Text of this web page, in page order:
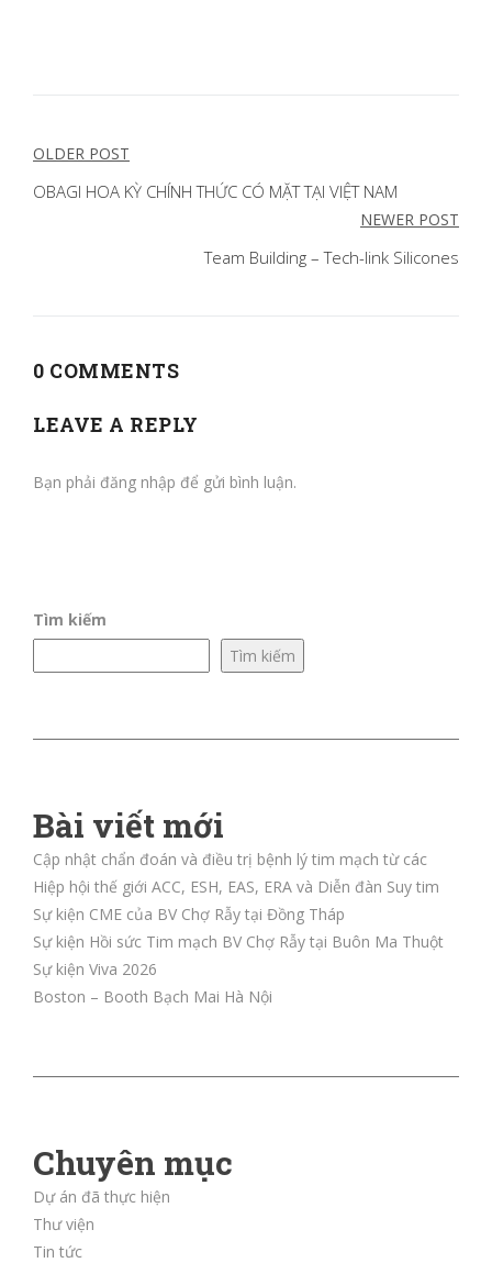
Điều
hướng
OLDER POST
OBAGI HOA KỲ CHÍNH THỨC CÓ MẶT TẠI VIỆT NAM
NEWER POST
Team Building – Tech-link Silicones
0 COMMENTS
LEAVE A REPLY
Bạn phải đăng nhập để gửi bình luận.
Tìm kiếm
Tìm kiếm
Bài viết mới
Cập nhật chẩn đoán và điều trị bệnh lý tim mạch từ các
Hiệp hội thế giới ACC, ESH, EAS, ERA và Diễn đàn Suy tim
Sự kiện CME của BV Chợ Rẫy tại Đồng Tháp
Sự kiện Hồi sức Tim mạch BV Chợ Rẫy tại Buôn Ma Thuột
Sự kiện Viva 2026
Boston – Booth Bạch Mai Hà Nội
Chuyên mục
Dự án đã thực hiện
Thư viện
Tin tức